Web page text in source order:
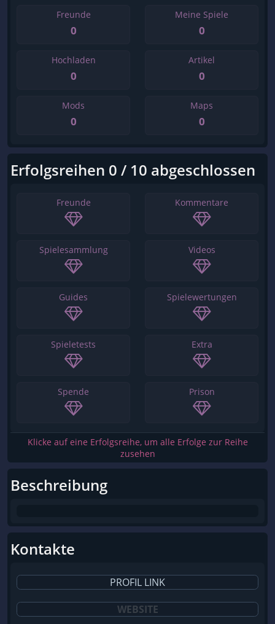
Freunde
0
Meine Spiele
0
Hochladen
0
Artikel
0
Mods
0
Maps
0
Erfolgsreihen 0 / 10 abgeschlossen
Freunde Kommentare
Spielesammlung Videos
Guides Spielewertungen
Spieletests Extra
Spende Prison
Klicke auf eine Erfolgsreihe, um alle Erfolge zur Reihe
zusehen
Beschreibung
Kontakte
PROFIL LINK
WEBSITE